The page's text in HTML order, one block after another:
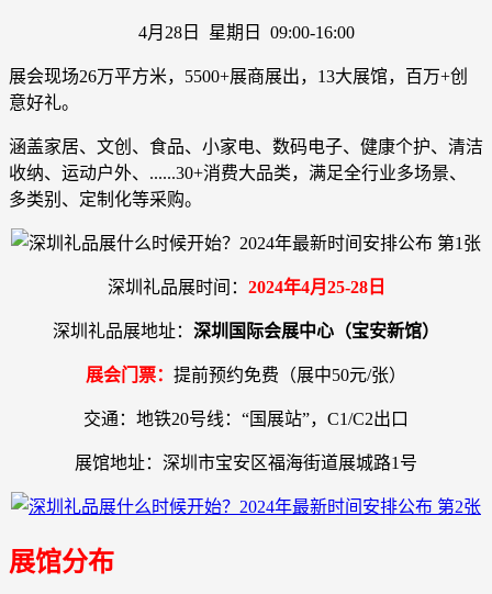
4月28日 星期日 09:00-16:00
展会现场26万平方米，5500+展商展出，13大展馆，百万+创
意好礼。
涵盖家居、文创、食品、小家电、数码电子、健康个护、清洁
收纳、运动户外、......30+消费大品类，满足全行业多场景、
多类别、定制化等采购。
深圳礼品展时间： 2024年4月25-28日
深圳礼品展地址： 深圳国际会展中心（宝安新馆）
展会门票： 提前预约免费（展中50元/张）
交通：地铁20号线：“国展站”，C1/C2出口
展馆地址：深圳市宝安区福海街道展城路1号
展馆分布